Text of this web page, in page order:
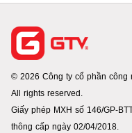
© 2026 Công ty cổ phần công
All rights reserved.
Giấy phép MXH số 146/GP-
thông cấp ngày 02/04/2018.